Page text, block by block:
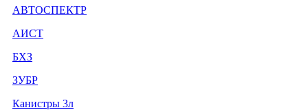
АВТОСПЕКТР
АИСТ
БХЗ
ЗУБР
Канистры 3л